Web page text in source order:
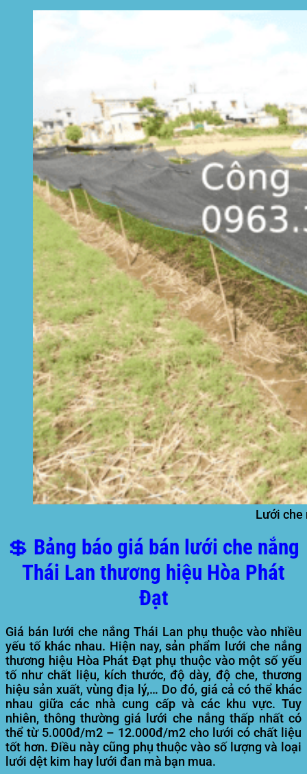
Lưới che
💲 Bảng báo giá bán lưới che nắng
Thái Lan thương hiệu Hòa Phát
Đạt
Giá bán lưới che nắng Thái Lan phụ thuộc vào nhiều
yếu tố khác nhau. Hiện nay, sản phẩm lưới che nắng
thương hiệu Hòa Phát Đạt phụ thuộc vào một số yếu
tố như chất liệu, kích thước, độ dày, độ che, thương
hiệu sản xuất, vùng địa lý,… Do đó, giá cả có thể khác
nhau giữa các nhà cung cấp và các khu vực. Tuy
nhiên, thông thường giá lưới che nắng thấp nhất có
thể từ 5.000đ/m2 – 12.000đ/m2 cho lưới có chất liệu
tốt hơn. Điều này cũng phụ thuộc vào số lượng và loại
lưới dệt kim hay lưới đan mà bạn mua.